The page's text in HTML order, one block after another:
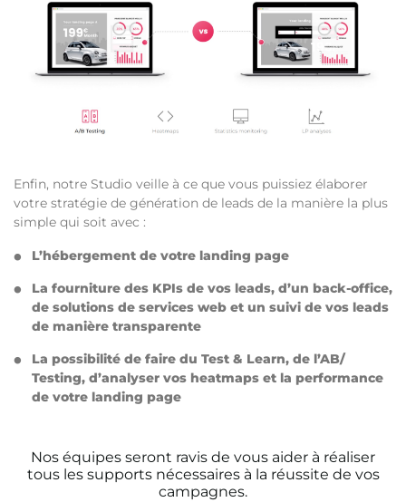
Enfin, notre Studio veille à ce que vous puissiez élaborer
votre stratégie de génération de leads de la manière la plus
simple qui soit avec :
L’hébergement de votre landing page
La fourniture des KPIs de vos leads, d’un back-office,
de solutions de services web et un suivi de vos leads
de manière transparente
La possibilité de faire du Test & Learn, de l’AB/
Testing, d’analyser vos heatmaps et la performance
de votre landing page
Nos équipes seront ravis de vous aider à réaliser
tous les supports nécessaires à la réussite de vos
campagnes.